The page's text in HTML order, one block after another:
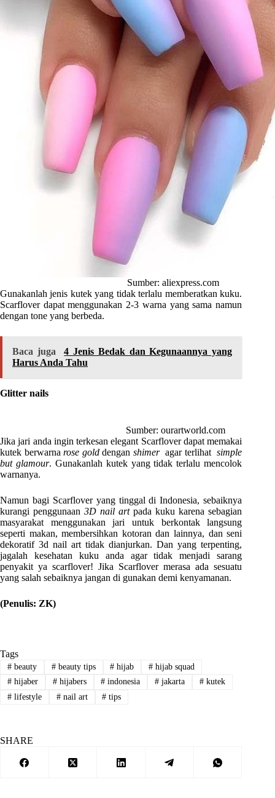
Sumber: aliexpress.com
Gunakanlah jenis kutek yang tidak terlalu memberatkan kuku.
Scarflover dapat menggunakan 2-3 warna yang sama namun
dengan tone yang berbeda.
Baca juga
4 Jenis Bedak dan Kegunaannya yang
Harus Anda Tahu
Glitter nails
Sumber: ourartworld.com
Jika jari anda ingin terkesan elegant Scarflover dapat memakai
kutek berwarnarose golddenganshimer agar terlihatsimple
but glamour. Gunakanlah kutek yang tidak terlalu mencolok
warnanya.
Namun bagi Scarflover yang tinggal di Indonesia, sebaiknya
kurangi penggunaan3D nail artpada kuku karena sebagian
masyarakat menggunakan jari untuk berkontak langsung
seperti makan, membersihkan kotoran dan lainnya, dan seni
dekoratif 3d nail art tidak dianjurkan. Dan yang terpenting,
jagalah kesehatan kuku anda agar tidak menjadi sarang
penyakit ya scarflover! Jika Scarflover merasa ada sesuatu
yang salah sebaiknya jangan di gunakan demi kenyamanan.
(Penulis: ZK)
Tags
#beauty #beauty tips # hijab # hijab squad
#hijaber #hijabers # indonesia # jakarta # kutek
#lifestyle #nail art # tips
SHARE